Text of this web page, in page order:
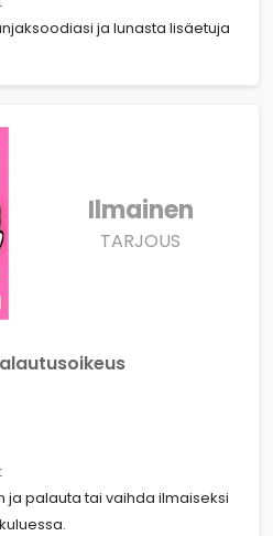
ja lunasta lisäetuja
Ilmainen
TARJOUS
ja palauta tai vaihda ilmaiseksi